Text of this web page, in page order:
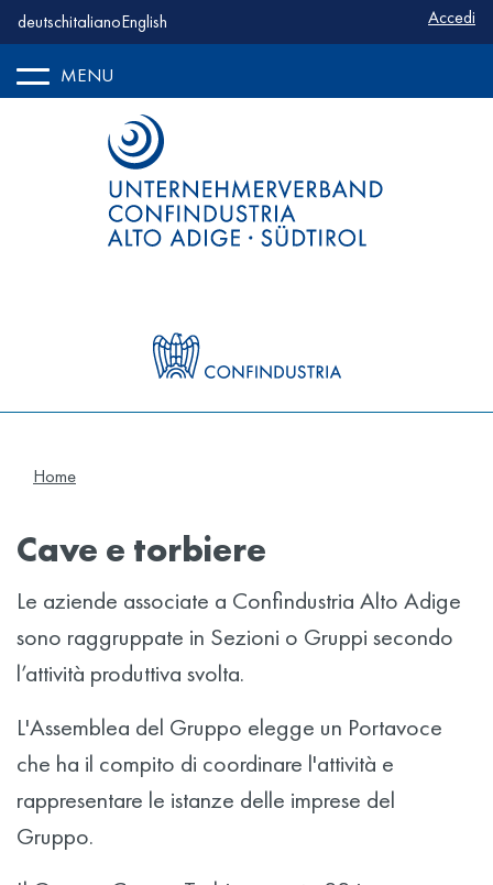
deutschitalianoEnglish Accedi
MENU
Home
Cave e torbiere
Le aziende associate a Confindustria Alto Adige
sono raggruppate in Sezioni o Gruppi secondo
l’attività produttiva svolta.
L'Assemblea del Gruppo elegge un Portavoce
che ha il compito di coordinare l'attività e
rappresentare le istanze delle imprese del
Gruppo.